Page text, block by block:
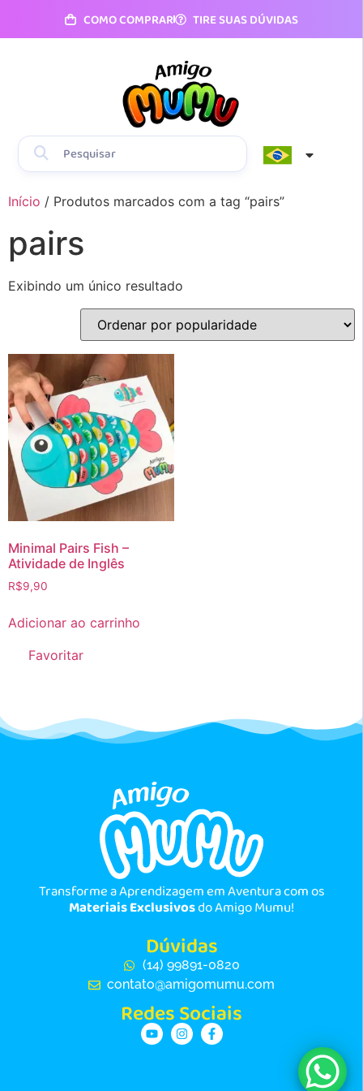
COMO COMPRAR TIRE SUAS DÚVIDAS
Início / Produtos marcados com a tag “pairs”
pairs
Exibindo um único resultado
Minimal Pairs Fish –
Atividade de Inglês
R$9,90
Adicionar ao carrinho
Favoritar
Transforme a Aprendizagem em Aventura com os
Materiais Exclusivosdo Amigo Mumu!
Dúvidas
(14) 99891-0820
contato@amigomumu.com
Redes Sociais